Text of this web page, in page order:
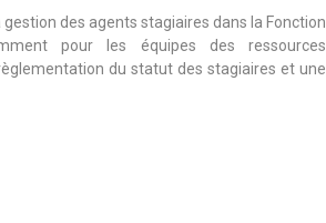
des agents stagiaires dans la Fonction
pour les équipes des ressources
du statut des stagiaires et une